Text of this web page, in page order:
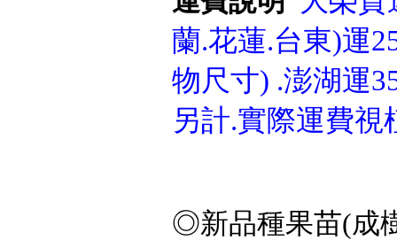
蘭.花蓮.台東)運
物尺寸) .澎湖運
另計.實際運費
◎新品種果苗(成